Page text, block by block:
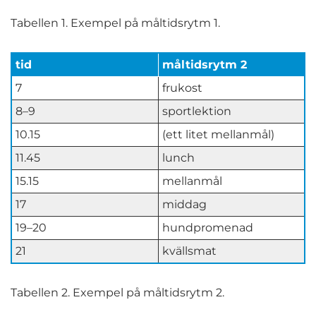
Tabellen 1. Exempel på måltidsrytm 1.
tid
måltidsrytm 2
7
frukost
8–9
sportlektion
10.15
(ett litet mellanmål)
11.45
lunch
15.15
mellanmål
17
middag
19–20
hundpromenad
21
kvällsmat
Tabellen 2. Exempel på måltidsrytm 2.